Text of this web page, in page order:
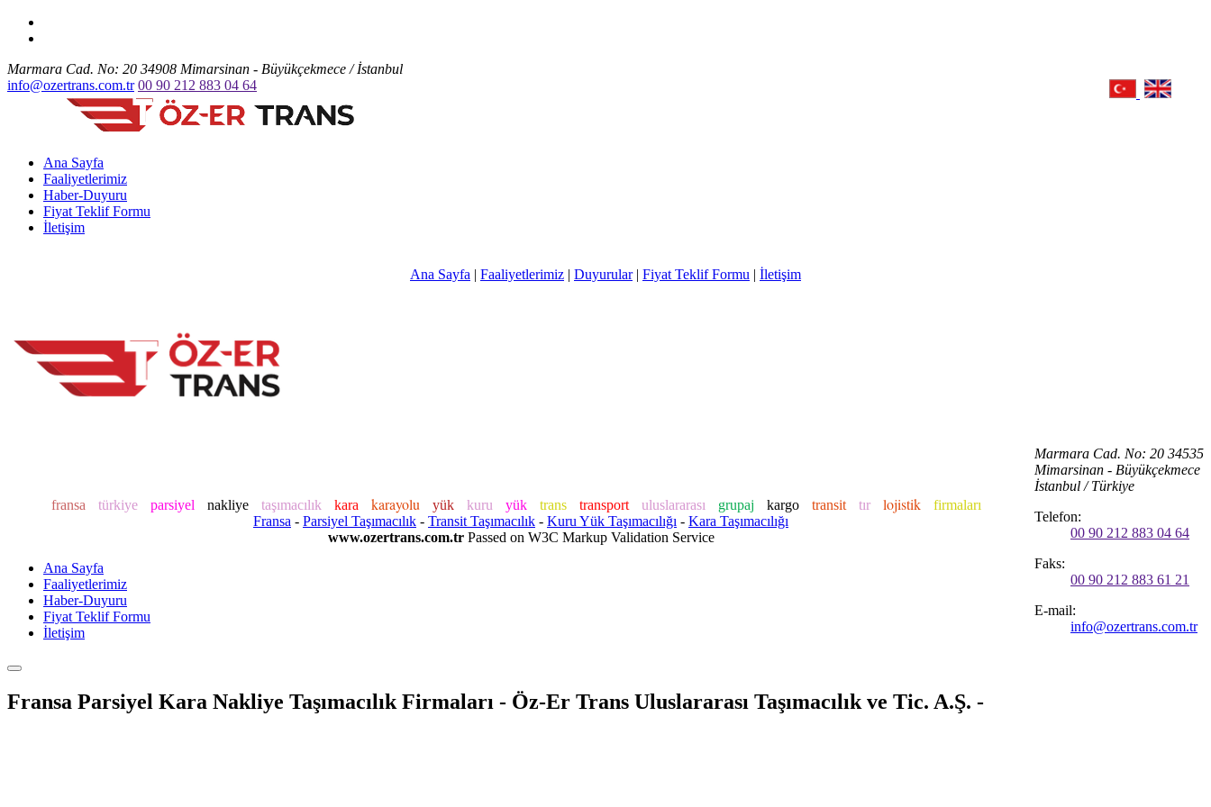
Marmara Cad. No: 20 34908 Mimarsinan - Büyükçekmece / İstanbul
info@ozertrans.com.tr 00 90 212 883 04 64
Ana Sayfa
Faaliyetlerimiz
Haber-Duyuru
Fiyat Teklif Formu
İletişim
Ana Sayfa | Faaliyetlerimiz | Duyurular| Fiyat Teklif Formu | İletişim
Marmara Cad. No: 20 34535
Mimarsinan - Büyükçekmece
İstanbul / Türkiye
Telefon:
00 90 212 883 04 64
Faks:
00 90 212 883 61 21
E-mail:
info@ozertrans.com.tr
fransa türkiye parsiyel nakliye taşımacılık kara karayolu yük kuru yük trans transport uluslararası grupaj kargo transit tır lojistik
firmaları
Fransa - Parsiyel Taşımacılık - Transit Taşımacılık - Kuru Yük Taşımacılığı - Kara Taşımacılığı
www.ozertrans.com.trPassed on W3C Markup Validation Service
Ana Sayfa
Faaliyetlerimiz
Haber-Duyuru
Fiyat Teklif Formu
İletişim
Fransa Parsiyel Kara Nakliye Taşımacılık Firmaları - Öz-Er Trans Uluslararası Taşımacılık ve Tic. A.Ş. -